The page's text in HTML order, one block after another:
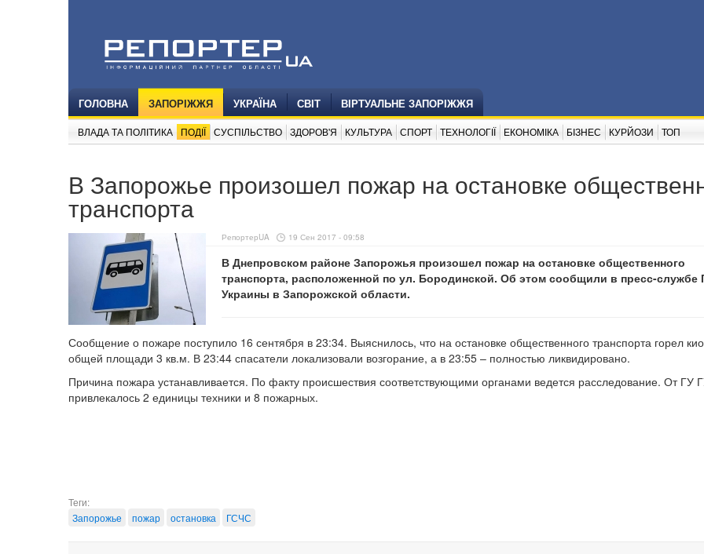
ГОЛОВНА ЗАПОРІЖЖЯ УКРАЇНА СВІТ ВІРТУАЛЬНЕ ЗАПОРІЖЖЯ
ВЛАДА ТА ПОЛІТИКА ПОДІЇ СУСПІЛЬСТВО ЗДОРОВ'Я КУЛЬТУРА СПОРТ ТЕХНОЛОГІЇ ЕКОНОМІКА БІЗНЕС КУРЙОЗИ ТОП
В Запорожье произошел пожар на остановке
транспорта
РепортерUA 19 Сен 2017 - 09:58
В Днепровском районе Запорожья произошел пожар на остановке общественного
транспорта, расположенной по ул. Бородинской. Об этом сообщили в пресс-службе
Украины в Запорожской области.
Сообщение о пожаре поступило 16 сентября в 23:34. Выяснилось, что на остановке общественного транспорта горел
общей площади 3 кв.м. В 23:44 спасатели локализовали возгорание, а в 23:55 – полностью ликвидировано.
Причина пожара устанавливается. По факту происшествия соответствующими органами ведется расследование. От ГУ
привлекалось 2 единицы техники и 8 пожарных.
Теги:
Запорожье
пожар остановка ГСЧС